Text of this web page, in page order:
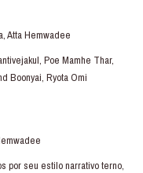
Atta Hemwadee
Poe Mamhe Thar,
Boonyai, Ryota Omi
por seu estilo narrativo terno,